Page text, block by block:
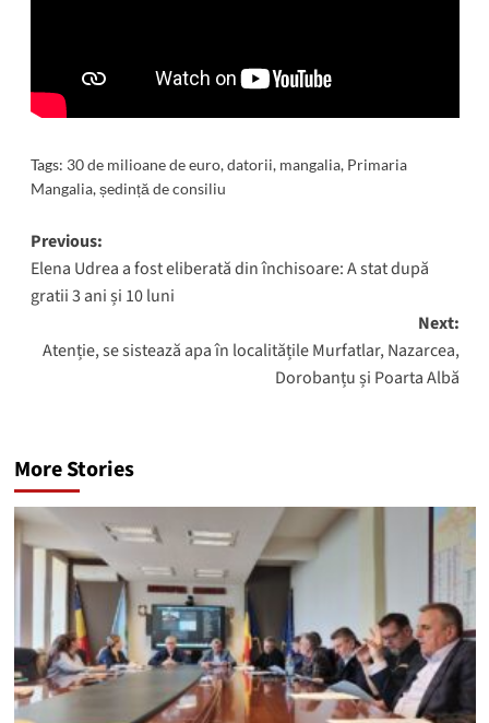
Tags: 30 de milioane de euro,datorii, mangalia, Primaria
Mangalia,ședință de consiliu
Post
navigation
Previous:
Elena Udrea a fost eliberată din închisoare: A stat după
gratii 3 ani și 10 luni
Next:
Atenție, se sistează apa în localitățile Murfatlar, Nazarcea,
Dorobanțu și Poarta Albă
More Stories